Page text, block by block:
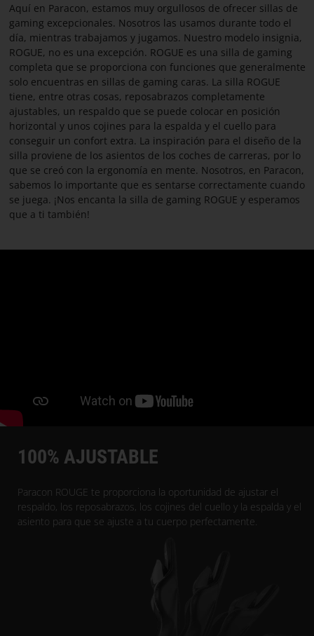
Aquí en Paracon, estamos muy orgullosos de ofrecer sillas de
gaming excepcionales. Nosotros las usamos durante todo el
día, mientras trabajamos y jugamos. Nuestro modelo insignia,
ROGUE, no es una excepción. ROGUE es una silla de gaming
completa que se proporciona con funciones que generalmente
solo encuentras en sillas de gaming caras. La silla ROGUE
tiene, entre otras cosas, reposabrazos completamente
ajustables, un respaldo que se puede colocar en posición
horizontal y unos cojines para la espalda y el cuello para
conseguir un confort extra. La inspiración para el diseño de la
silla proviene de los asientos de los coches de carreras, por lo
que se creó con la ergonomía en mente. Nosotros, en Paracon,
sabemos lo importante que es sentarse correctamente cuando
se juega. ¡Nos encanta la silla de gaming ROGUE y esperamos
que a ti también!
100% AJUSTABLE
Paracon ROUGE te proporciona la oportunidad de ajustar el
respaldo, los reposabrazos, los cojines del cuello y la espalda y el
asiento para que se ajuste a tu cuerpo perfectamente.